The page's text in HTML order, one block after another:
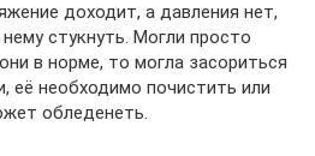
доходит, а давления нет,
стукнуть. Могли просто
в норме, то могла засориться
её необходимо почистить или
обледенеть.